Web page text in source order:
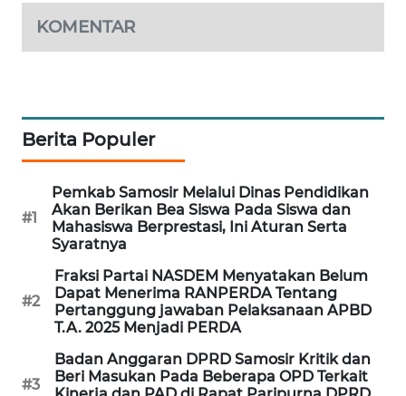
KOMENTAR
Berita Populer
#1
Pemkab Samosir Melalui Dinas Pendidikan
Akan Berikan Bea Siswa Pada Siswa dan
Mahasiswa Berprestasi, Ini Aturan Serta
Syaratnya
#2
Fraksi Partai NASDEM Menyatakan Belum
Dapat Menerima RANPERDA Tentang
Pertanggung jawaban Pelaksanaan APBD
T.A. 2025 Menjadi PERDA
#3
Badan Anggaran DPRD Samosir Kritik dan
Beri Masukan Pada Beberapa OPD Terkait
SIANTAR
NEWS
MEDAN
NEWS
METRO
JAKARTA
NEWS
KRT
NEWS
KARING
NEWS